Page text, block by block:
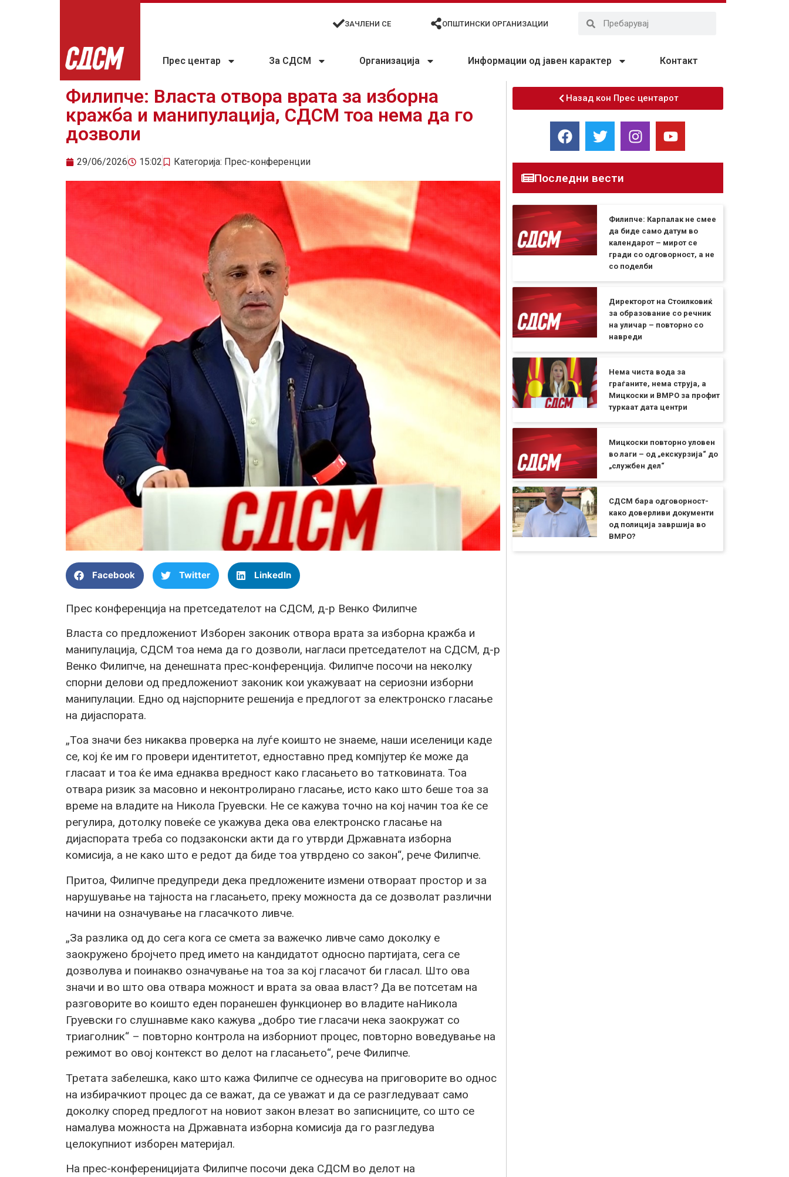
ЗАЧЛЕНИ СЕ ОПШТИНСКИ ОРГАНИЗАЦИИ
Прес центар За СДСМ Организација Информации од јавен карактер Контакт
Филипче: Власта отвора врата за изборна
кражба и манипулација, СДСМ тоа нема да го
дозволи
29/06/2026 15:02 Категорија: Прес-конференции
Facebook Twitter LinkedIn
Прес конференција на претседателот на СДСМ, д-р Венко Филипче
Власта со предложениот Изборен законик отвора врата за изборна кражба и
манипулација, СДСМ тоа нема да го дозволи, нагласи претседателот на СДСМ, д-р
Венко Филипче, на денешната прес-конференција. Филипче посочи на неколку
спорни делови од предложениот законик кои укажуваат на сериозни изборни
манипулации. Едно од најспорните решенија е предлогот за електронско гласање
на дијаспората.
„Тоа значи без никаква проверка на луѓе коишто не знаеме, наши иселеници каде
се, кој ќе им го провери идентитетот, едноставно пред компјутер ќе може да
гласаат и тоа ќе има еднаква вредност како гласањето во татковината. Тоа
отвара ризик за масовно и неконтролирано гласање, исто како што беше тоа за
време на владите на Никола Груевски. Не се кажува точно на кој начин тоа ќе се
регулира, дотолку повеќе се укажува дека ова електронско гласање на
дијаспората треба со подзаконски акти да го утврди Државната изборна
комисија, а не како што е редот да биде тоа утврдено со закон“, рече Филипче.
Притоа, Филипче предупреди дека предложените измени отвораат простор и за
нарушување на тајноста на гласањето, преку можноста да се дозволат различни
начини на означување на гласачкото ливче.
„За разлика од до сега кога се смета за важечко ливче само доколку е
заокружено бројчето пред името на кандидатот односно партијата, сега се
дозволува и поинакво означување на тоа за кој гласачот би гласал. Што ова
значи и во што ова отвара можност и врата за оваа власт? Да ве потсетам на
разговорите во коишто еден поранешен функционер во владите наНикола
Груевски го слушнавме како кажува „добро тие гласачи нека заокружат со
триаголник“ – повторно контрола на изборниот процес, повторно воведување на
режимот во овој контекст во делот на гласањето“, рече Филипче.
Третата забелешка, како што кажа Филипче се однесува на приговорите во однос
на избирачкиот процес да се важат, да се уважат и да се разгледуваат само
доколку според предлогот на новиот закон влезат во записниците, со што се
намалува можноста на Државната изборна комисија да го разгледува
целокупниот изборен материјал.
На прес-конференицијата Филипче посочи дека СДСМ во делот на
Назад кон Прес центарот
Последни вести
Филипче: Карпалак не смее
да биде само датум во
календарот – мирот се
гради со одговорност, а не
со поделби
Директорот на Стоилковиќ
за образование со речник
на уличар – повторно со
навреди
Нема чиста вода за
граѓаните, нема струја, а
Мицкоски и ВМРО за профит
туркаат дата центри
Мицкоски повторно уловен
во лаги – од „екскурзија“ до
„службен дел“
СДСМ бара одговорност-
како доверливи документи
од полиција завршија во
ВМРО?